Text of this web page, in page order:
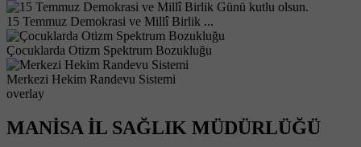
15 Temmuz Demokrasi ve Millî Birlik ...
Çocuklarda Otizm Spektrum Bozukluğu
Merkezi Hekim Randevu Sistemi
overlay
MANİSA İL SAĞLIK MÜDÜRLÜĞÜ